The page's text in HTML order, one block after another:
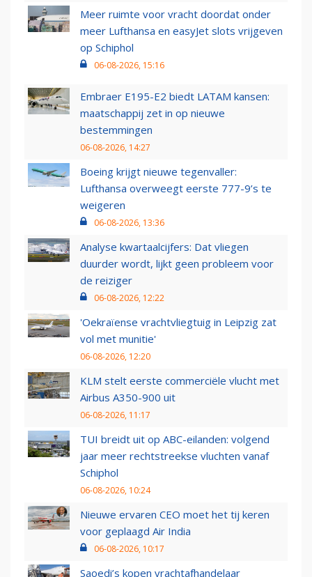
Meer ruimte voor vracht doordat onder
meer Lufthansa en easyJet slots vrijgeven
op Schiphol
06-08-2026, 15:16
Embraer E195-E2 biedt LATAM kansen:
maatschappij zet in op nieuwe
bestemmingen
06-08-2026, 14:27
Boeing krijgt nieuwe tegenvaller:
Lufthansa overweegt eerste 777-9’s te
weigeren
06-08-2026, 13:36
Analyse kwartaalcijfers: Dat vliegen
duurder wordt, lijkt geen probleem voor
de reiziger
06-08-2026, 12:22
'Oekraïense vrachtvliegtuig in Leipzig zat
vol met munitie'
06-08-2026, 12:20
KLM stelt eerste commerciële vlucht met
Airbus A350-900 uit
06-08-2026, 11:17
TUI breidt uit op ABC-eilanden: volgend
jaar meer rechtstreekse vluchten vanaf
Schiphol
06-08-2026, 10:24
Nieuwe ervaren CEO moet het tij keren
voor geplaagd Air India
06-08-2026, 10:17
Saoedi’s kopen vrachtafhandelaar